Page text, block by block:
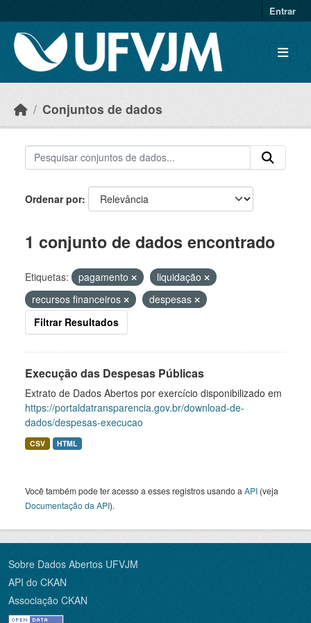
Entrar
Conjuntos de dados
Ordenar por
1 conjunto de dados encontrado
Etiquetas: pagamento
liquidação
recursos financeiros
despesas
Filtrar Resultados
Execução das Despesas Públicas
Extrato de Dados Abertos por exercício disponibilizado em
https://portaldatransparencia.gov.br/download-de-
dados/despesas-execucao
CSV HTML
Você também pode ter acesso a esses registros usando a API (veja
Documentação da API).
Sobre Dados Abertos UFVJM
API do CKAN
Associação CKAN